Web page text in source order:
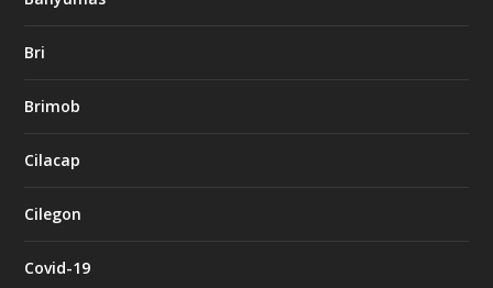
Bri
Brimob
Cilacap
Cilegon
Covid-19